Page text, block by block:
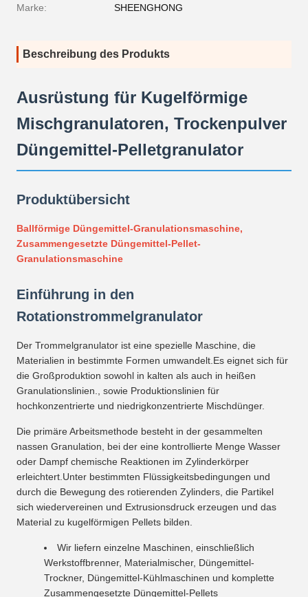
Marke: SHEENGHONG
Beschreibung des Produkts
Ausrüstung für Kugelförmige
Mischgranulatoren, Trockenpulver
Düngemittel-Pelletgranulator
Produktübersicht
Ballförmige Düngemittel-Granulationsmaschine,
Zusammengesetzte Düngemittel-Pellet-
Granulationsmaschine
Einführung in den
Rotationstrommelgranulator
Der Trommelgranulator ist eine spezielle Maschine, die
Materialien in bestimmte Formen umwandelt.Es eignet sich für
die Großproduktion sowohl in kalten als auch in heißen
Granulationslinien., sowie Produktionslinien für
hochkonzentrierte und niedrigkonzentrierte Mischdünger.
Die primäre Arbeitsmethode besteht in der gesammelten
nassen Granulation, bei der eine kontrollierte Menge Wasser
oder Dampf chemische Reaktionen im Zylinderkörper
erleichtert.Unter bestimmten Flüssigkeitsbedingungen und
durch die Bewegung des rotierenden Zylinders, die Partikel
sich wiedervereinen und Extrusionsdruck erzeugen und das
Material zu kugelförmigen Pellets bilden.
Wir liefern einzelne Maschinen, einschließlich
Werkstoffbrenner, Materialmischer, Düngemittel-
Trockner, Düngemittel-Kühlmaschinen und komplette
Zusammengesetzte Düngemittel-Pellets